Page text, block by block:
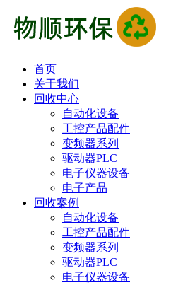
首页
关于我们
回收中心
自动化设备
工控产品配件
变频器系列
驱动器PLC
电子仪器设备
电子产品
回收案例
自动化设备
工控产品配件
变频器系列
驱动器PLC
电子仪器设备